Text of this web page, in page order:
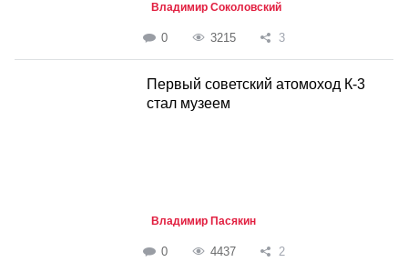
Владимир Соколовский
0 3215 3
Первый советский атомоход К-3
стал музеем
Владимир Пасякин
0 4437 2